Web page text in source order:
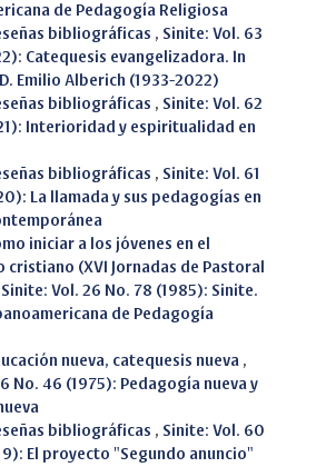
de Pedagogía Religiosa
bibliográficas , Sinite: Vol. 63
Catequesis evangelizadora. In
Emilio Alberich (1933-2022)
bibliográficas , Sinite: Vol. 62
Interioridad y espiritualidad en
bibliográficas , Sinite: Vol. 61
La llamada y sus pedagogías en
iniciar a los jóvenes en el
cristiano (XVI Jornadas de Pastoral
Sinite: Vol. 26 No. 78 (1985): Sinite.
de Pedagogía
nueva, catequesis nueva ,
No. 46 (1975): Pedagogía nueva y
bibliográficas , Sinite: Vol. 60
El proyecto "Segundo anuncio"